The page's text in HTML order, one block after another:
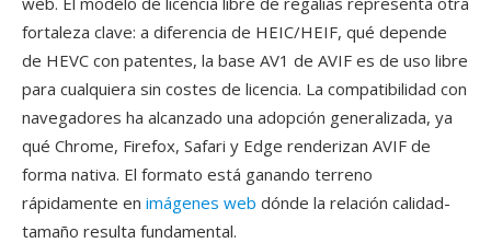
fortaleza clave: a diferencia de HEIC/HEIF, qué depende
de HEVC con patentes, la base AV1 de AVIF es de uso libre
para cualquiera sin costes de licencia. La compatibilidad con
navegadores ha alcanzado una adopción generalizada, ya
qué Chrome, Firefox, Safari y Edge renderizan AVIF de
forma nativa. El formato está ganando terreno
rápidamente en imágenes web dónde la relación calidad-
tamaño resulta fundamental.